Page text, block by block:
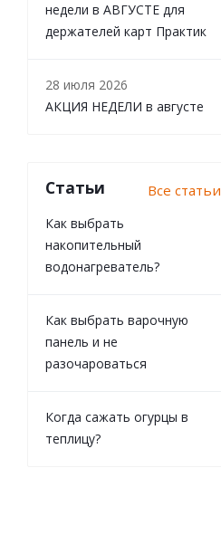
недели в АВГУСТЕ для
держателей карт Практик
28 июля 2026
АКЦИЯ НЕДЕЛИ в августе
Статьи Все статьи
Как выбрать
накопительный
водонагреватель?
Как выбрать варочную
панель и не
разочароваться
Когда сажать огурцы в
теплицу?